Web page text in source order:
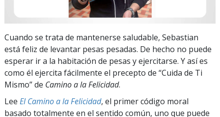
Cuando se trata de mantenerse saludable, Sebastian
está feliz de levantar pesas pesadas. De hecho no puede
esperar ir a la habitación de pesas y ejercitarse. Y así es
como él ejercita fácilmente el precepto de “Cuida de Ti
Mismo” de Camino a la Felicidad.
Lee El Camino a la Felicidad, el primer código moral
basado totalmente en el sentido común, uno que puede